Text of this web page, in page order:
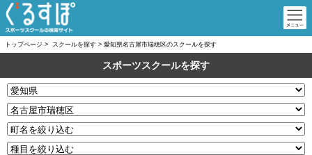
トップページ > スクールを探す > 愛知県名古屋市瑞穂区のスクールを探す
スポーツスクールを探す